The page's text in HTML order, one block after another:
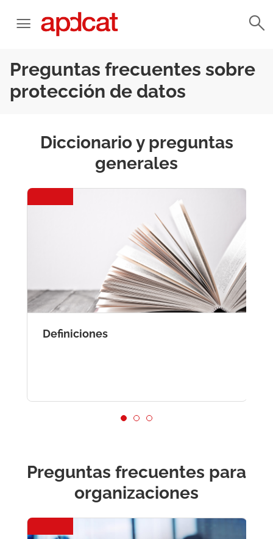
Preguntas frecuentes sobre
protección de datos
Diccionario y preguntas
generales
Definiciones
Preguntas frecuentes para
organizaciones